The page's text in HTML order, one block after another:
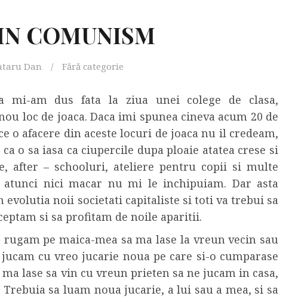
COMUNISM
Dan Fără categorie
mi-am dus fata la ziua unei colege de clasa,
loc de joaca. Daca imi spunea cineva acum 20 de
o afacere din aceste locuri de joaca nu il credeam,
o sa iasa ca ciupercile dupa ploaie atatea crese si
after – schooluri, ateliere pentru copii si multe
atunci nici macar nu mi le inchipuiam. Dar asta
evolutia noii societati capitaliste si toti va trebui sa
si sa profitam de noile aparitii.
pe maica-mea sa ma lase la vreun vecin sau
cu vreo jucarie noua pe care si-o cumparase
lase sa vin cu vreun prieten sa ne jucam in casa,
sa luam noua jucarie, a lui sau a mea, si sa